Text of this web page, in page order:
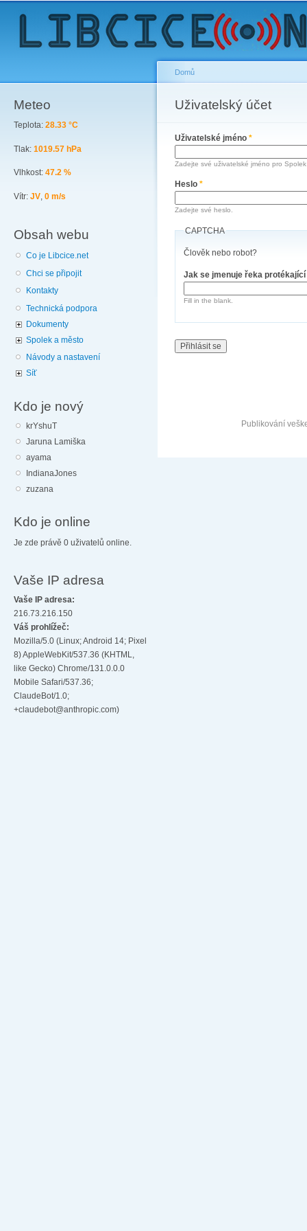
Meteo
Teplota: 28.33 °C
Tlak: 1019.57 hPa
Vlhkost: 47.2 %
Vítr: JV, 0 m/s
Obsah webu
Co je Libcice.net
Chci se připojit
Kontakty
Technická podpora
Dokumenty
Spolek a město
Návody a nastavení
Síť
Kdo je nový
krYshuT
Jaruna Lamiška
ayama
IndianaJones
zuzana
Kdo je online
Je zde právě 0 uživatelů online.
Vaše IP adresa
Vaše IP adresa:
216.73.216.150
Váš prohlížeč:
Mozilla/5.0 (Linux; Android 14; Pixel
8) AppleWebKit/537.36 (KHTML,
like Gecko) Chrome/131.0.0.0
Mobile Safari/537.36;
ClaudeBot/1.0;
+claudebot@anthropic.com)
You are here
Domů
Uživatelský účet
Primary tabs
Uživatelské jméno *
Zadejte své uživatelské jméno pro
Heslo *
Zadejte své heslo.
CAPTCHA
Člověk nebo robot?
Jak se jmenuje řeka
Fill in the blank.
Publikování